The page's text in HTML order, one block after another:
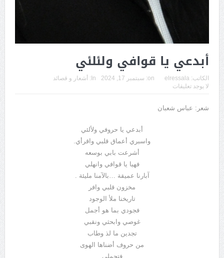
أبدعي يا قوافي ولئلئي
الكاتب: elressala
on: سبتمبر 17, 2024 In:
أشعار و قصائد
لا يوجد تعليقات
شعر: عباس شعبان
أبدعي يا حروفي ولألئي
واسبري أعماق قلبي واقرأي.
أشرعت بابي بوسعه
فهيا يا قوافي وانهلي
آبارنا عميقة …بالآمنا مليئة .
مخزون قلبي وافر
تاريخنا ملأ الوجود
فجودي بما هو أجمل
غوصي وابحثي ونقبي
تجدين ما لذ وطاب
من حروف أضناها الهوى
فتجملي